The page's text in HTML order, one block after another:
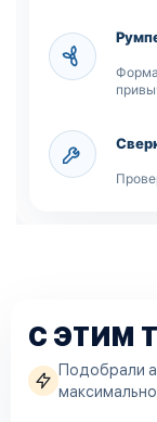
С ЭТИМ
Подобрали